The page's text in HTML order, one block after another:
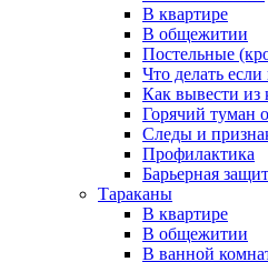
В квартире
В общежитии
Постельные
Что делать
Как вывести из
Горячий туман
Следы и
Профилактика
Барьерная
Тараканы
В квартире
В общежитии
В ванной